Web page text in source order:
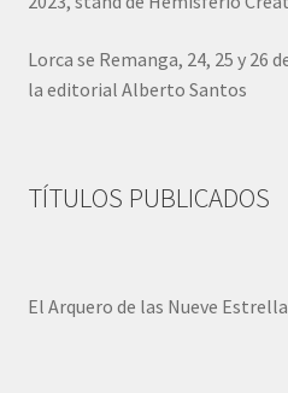
Lorca se Remanga, 24, 25 y 26
la editorial Alberto Santos
TÍTULOS PUBLICADOS
El Arquero de las Nueve